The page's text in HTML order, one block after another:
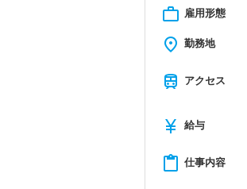
work_outline 雇用形態
place 勤務地
train アクセス
currency_yen 給与
content_paste 仕事内容